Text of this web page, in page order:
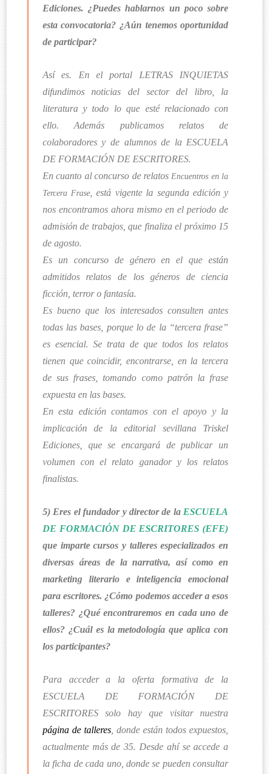
Ediciones. ¿Puedes hablarnos un poco sobre
esta convocatoria? ¿Aún tenemos oportunidad
de participar?
Así es. En el portal LETRAS INQUIETAS
difundimos noticias del sector del libro, la
literatura y todo lo que esté relacionado con
ello. Además publicamos relatos de
colaboradores y de alumnos de la ESCUELA
DE FORMACIÓN DE ESCRITORES.
En cuanto al concurso de relatos Encuentros en la
Tercera Frase , está vigente la segunda edición y
nos encontramos ahora mismo en el periodo de
admisión de trabajos, que finaliza el próximo 15
de agosto.
Es un concurso de género en el que están
admitidos relatos de los géneros de ciencia
ficción, terror o fantasía.
Es bueno que los interesados consulten antes
todas las bases, porque lo de la “tercera frase”
es esencial. Se trata de que todos los relatos
tienen que coincidir, encontrarse, en la tercera
de sus frases, tomando como patrón la frase
expuesta en las bases.
En esta edición contamos con el apoyo y la
implicación de la editorial sevillana Triskel
Ediciones, que se encargará de publicar un
volumen con el relato ganador y los relatos
finalistas.
5) Eres el fundador y director de la ESCUELA
DE FORMACIÓN DE ESCRITORES (EFE)
que imparte cursos y talleres especializados en
diversas áreas de la narrativa, así como en
marketing literario e inteligencia emocional
para escritores. ¿Cómo podemos acceder a esos
talleres? ¿Qué encontraremos en cada uno de
ellos? ¿Cuál es la metodología que aplica con
los participantes?
Para acceder a la oferta formativa de la
ESCUELA DE FORMACIÓN DE
ESCRITORES solo hay que visitar nuestra
página de talleres, donde están todos expuestos,
actualmente más de 35. Desde ahí se accede a
la ficha de cada uno, donde se pueden consultar